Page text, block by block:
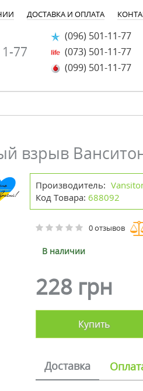
ДОСТАВКА И ОПЛАТА
77
(096) 501-11-77
(073) 501-11-77
(099) 501-11-77
взрыв
Производитель:
Код Товара: 688092
0 отзывов
В наличии
228 грн
Купить
Доставка